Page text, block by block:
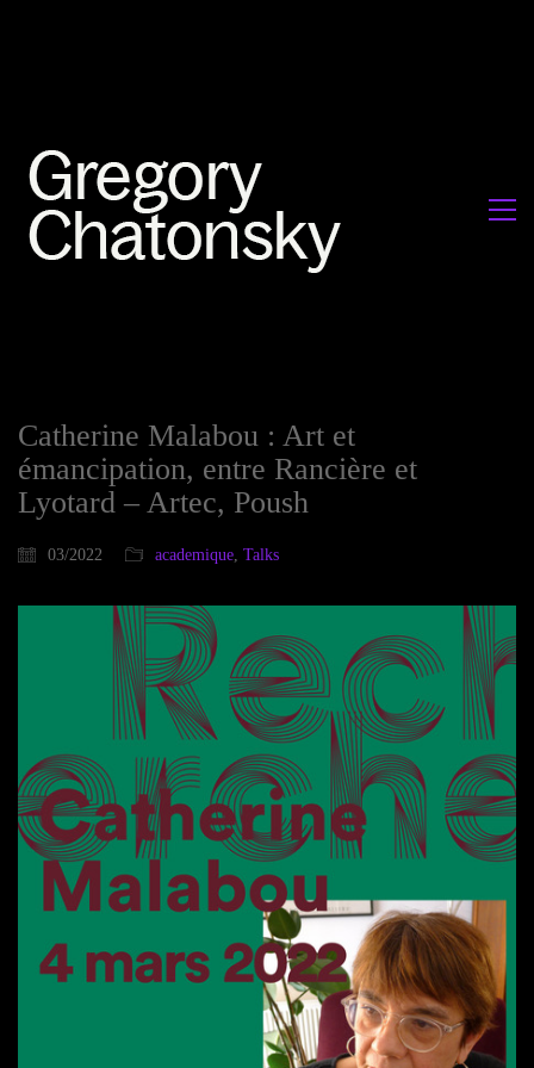
Catherine Malabou : Art et
émancipation, entre Rancière et
Lyotard – Artec, Poush
03/2022 academique, Talks